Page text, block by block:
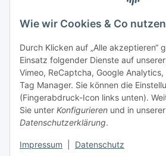
Wie wir Cookies & Co nutzen
Durch Klicken auf „Alle akzeptieren“
Einsatz folgender Dienste auf
Vimeo, ReCaptcha, Google
Tag Manager. Sie können die
(Fingerabdruck-Icon links unten).
Sie unter Konfigurieren und in unserer
Datenschutzerklärung.
Impressum Datenschutz